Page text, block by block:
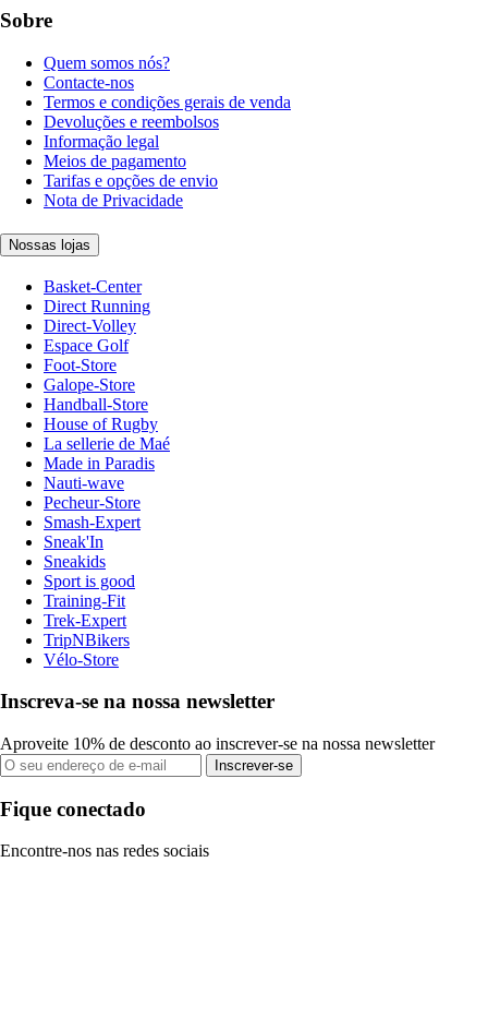
Sobre
Quem somos nós?
Contacte-nos
Termos e condições gerais de venda
Devoluções e reembolsos
Informação legal
Meios de pagamento
Tarifas e opções de envio
Nota de Privacidade
Nossas lojas
Basket-Center
Direct Running
Direct-Volley
Espace Golf
Foot-Store
Galope-Store
Handball-Store
House of Rugby
La sellerie de Maé
Made in Paradis
Nauti-wave
Pecheur-Store
Smash-Expert
Sneak'In
Sneakids
Sport is good
Training-Fit
Trek-Expert
TripNBikers
Vélo-Store
Inscreva-se na nossa newsletter
Aproveite 10% de desconto ao inscrever-se na nossa newsletter
Inscrever-se
Fique conectado
Encontre-nos nas redes sociais